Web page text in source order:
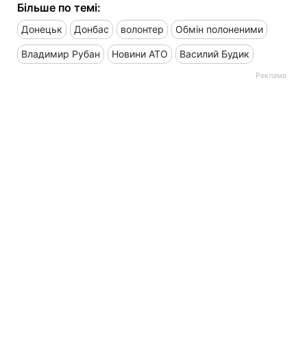
Більше по темі:
Донецьк Донбас волонтер Обмін полоненими
Владимир Рубан Новини АТО Василий Будик